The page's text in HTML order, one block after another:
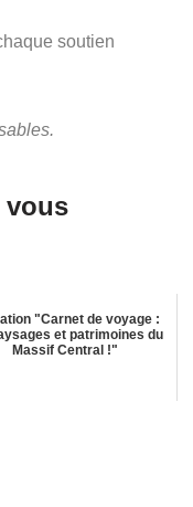
soutien
vous
"Carnet de voyage :
et patrimoines du
Massif Central !"